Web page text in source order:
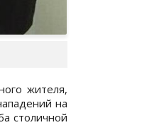
жителя,
на
столичной